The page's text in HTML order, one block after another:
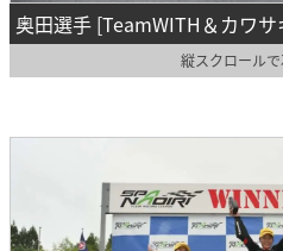
奥田選手 [TeamWITH＆カワ
縦スクロール